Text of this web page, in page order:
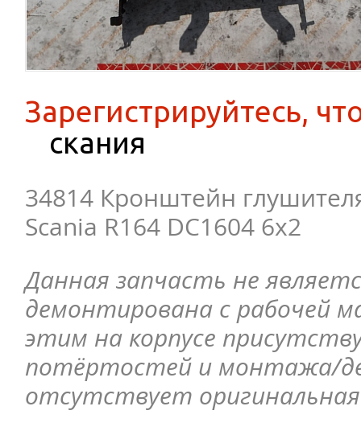
Зарегистрируйтесь,
скания
34814 Кронштейн
Scania R164 DC1604 6x2
Данная запчасть не
демонтирована с рабочей
этим на корпусе
потёртостей и монтажа/
отсутствует оригинальная